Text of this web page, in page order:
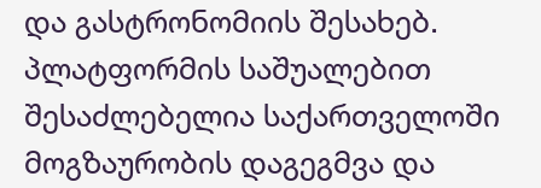
და გასტრონომიის შესახებ.
პლატფორმის საშუალებით
შესაძლებელია საქართველოში
მოგზაურობის დაგეგმვა და